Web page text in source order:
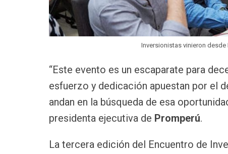
Inversionistas vinieron desde
“Este evento es un escaparate para
esfuerzo y dedicación apuestan por el
andan en la búsqueda de esa
presidenta ejecutiva de Promperú.
La tercera edición del Encuentro de